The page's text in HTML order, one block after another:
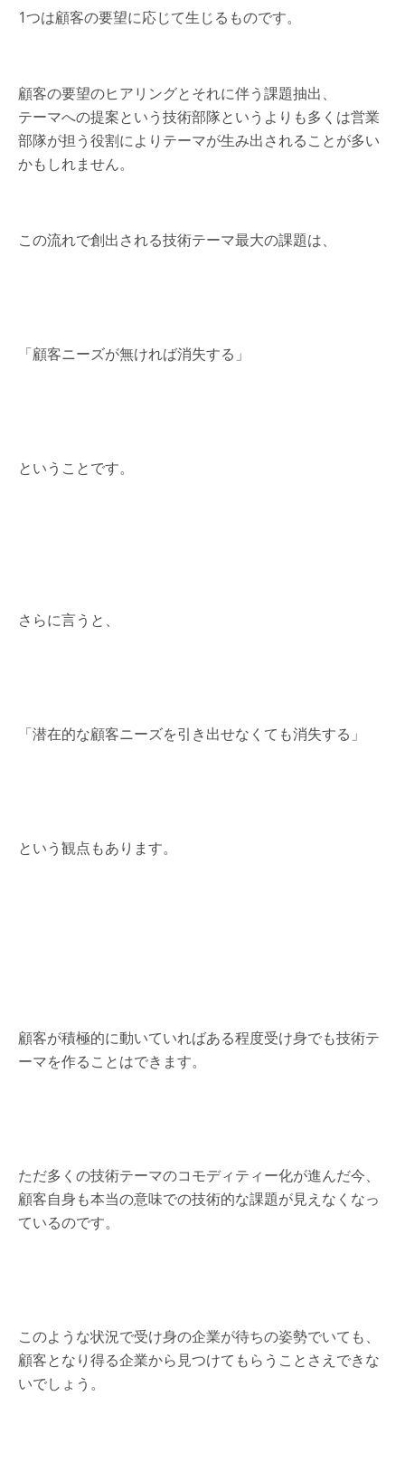
1つは顧客の要望に応じて生じるものです。
顧客の要望のヒアリングとそれに伴う課題抽出、
テーマへの提案という技術部隊というよりも多くは営業
部隊が担う役割によりテーマが生み出されることが多い
かもしれません。
この流れで創出される技術テーマ最大の課題は、
「顧客ニーズが無ければ消失する」
ということです。
さらに言うと、
「潜在的な顧客ニーズを引き出せなくても消失する」
という観点もあります。
顧客が積極的に動いていればある程度受け身でも技術テ
ーマを作ることはできます。
ただ多くの技術テーマのコモディティー化が進んだ今、
顧客自身も本当の意味での技術的な課題が見えなくなっ
ているのです。
このような状況で受け身の企業が待ちの姿勢でいても、
顧客となり得る企業から見つけてもらうことさえできな
いでしょう。